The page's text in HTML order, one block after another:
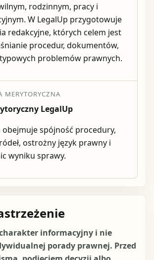
rodzinnym, pracy i
W LegalUp przygotowuje
redakcyjne, których celem jest
procedur, dokumentów,
problemów prawnych.
MERYTORYCZNA
LegalUp
obejmuje spójność procedury,
ostrożny język prawny i
wyniku sprawy.
informacyjny i nie
porady prawnej. Przed